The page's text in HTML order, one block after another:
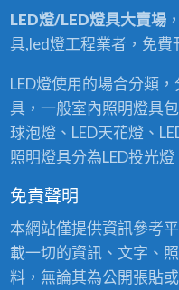
LED燈/LED燈具大賣場
具,led燈工程業者，免費
LED燈使用的場合分類
具，一般室內照明燈具
球泡燈、LED天花燈、
照明燈具分為LED投光燈
免責聲明
本網站僅提供資訊參考
載一切的資訊、文字、
料，無論其為公開張貼